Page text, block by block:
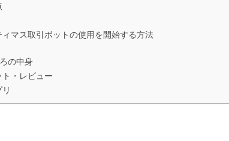
マス取引ボットの使用を開始する方法
の中身
・レビュー